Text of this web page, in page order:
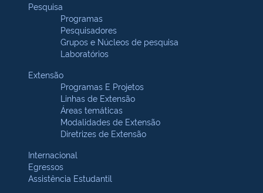
Pesquisa
Programas
Pesquisadores
Grupos e Núcleos de pesquisa
Laboratórios
Extensão
Programas E Projetos
Linhas de Extensão
Áreas temáticas
Modalidades de Extensão
Diretrizes de Extensão
Internacional
Egressos
Assistência Estudantil